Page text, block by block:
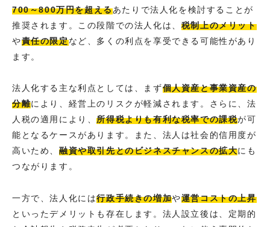
700～800万円を超えるあたりで法人化を検討することが
推奨されます。この段階での法人化は、 税制上のメリット
や責任の限定など、多くの利点を享受できる可能性があり
ます。
法人化する主な利点としては、まず個人資産と事業資産の
分離により、経営上のリスクが軽減されます。さらに、法
人税の適用により、所得税よりも有利な税率での課税が可
能となるケースがあります。また、法人は社会的信用度が
高いため、 融資や取引先とのビジネスチャンスの拡大にも
つながります。
一方で、法人化には行政手続きの増加や運営コストの上昇
といったデメリットも存在します。法人設立後は、定期的